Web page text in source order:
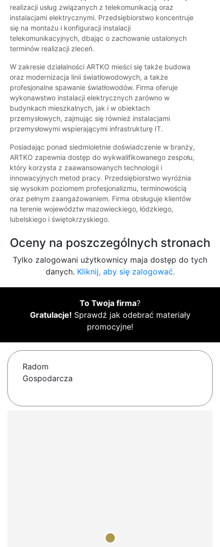
realizacji usług związanych z telekomunikacją oraz
instalacjami elektrycznymi. Przedsiębiorstwo koncentruje
się na montażu i konfiguracji instalacji
telekomunikacyjnych, dbając o zachowanie ustalonych
terminów realizacji zleceń.
W zakresie działalności ARTKO mieści się także budowa
oraz modernizacja linii światłowodowych, a także
profesjonalne spawanie światłowodów. Firma oferuje
wykonawstwo instalacji elektrycznych zarówno w
budynkach mieszkalnych, jak i w obiektach
przemysłowych, zajmując się również instalacjami
przemysłowymi wspierającymi infrastrukturę IT.
Posiadając ponad siedmioletnie doświadczenie w branży,
ARTKO zapewnia dostęp do wykwalifikowanego zespołu,
który korzysta z zaawansowanych technologii i
innowacyjnych metod pracy. Przedsiębiorstwo wyróżnia
się wysokim poziomem profesjonalizmu, terminowością
oraz pełnym zaangażowaniem. Firma obsługuje klientów
na terenie województw mazowieckiego, łódzkiego,
lubelskiego i świętokrzyskiego.
Oceny na poszczególnych stronach
Tylko zalogowani użytkownicy maja dostęp do tych
danych. Kliknij, aby się zalogować.
To Twoja firma?
Gratulacje! Sprawdź jak odebrać materiały
promocyjne!
Radom
Gospodarcza